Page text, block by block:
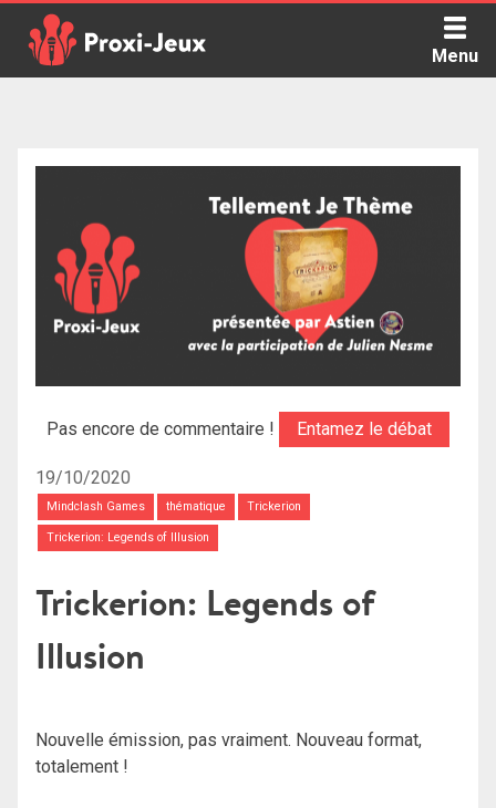
content
Menu
Pas encore de commentaire ! Entamez le débat
19/10/2020
Mindclash Games thématique Trickerion
Trickerion: Legends of Illusion
Trickerion: Legends of
Illusion
Nouvelle émission, pas vraiment. Nouveau format,
totalement !